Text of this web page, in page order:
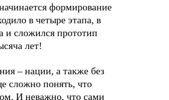
формирование
в четыре этапа, в
и сложился прототип
лет!
– нации, а также без
сложно понять, что
И неважно, что сами